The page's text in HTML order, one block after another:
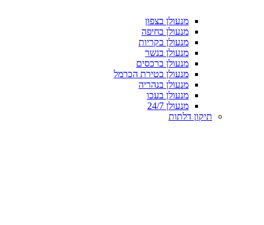
מנעולן בצפון
מנעולן בחיפה
מנעולן בקריות
מנעולן בנשר
מנעולן ברכסים
מנעולן בטירת הכרמל
מנעולן בנהריה
מנעולן בעכו
מנעולן 24/7
תיקון דלתות